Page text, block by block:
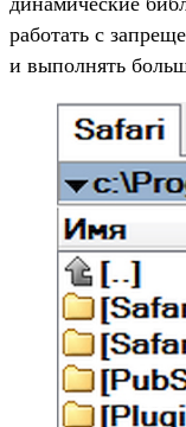
работать с
и выполнять